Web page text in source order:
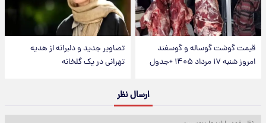
قیمت گوشت گوساله و گوسفند
امروز شنبه ۱۷ مرداد ۱۴۰۵ +جدول
تصاویر جدید و دلبرانه از هدیه
تهرانی در یک گلخانه
ارسال نظر